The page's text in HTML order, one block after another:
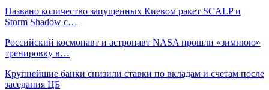
Названо количество запущенных Киевом ракет SCALP и
Storm Shadow с…
Российский космонавт и астронавт NASA прошли «зимнюю»
тренировку в…
Крупнейшие банки снизили ставки по вкладам и счетам после
заседания ЦБ